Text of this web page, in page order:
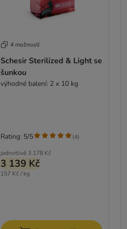
4 možností
Schesir Sterilized & Light se
šunkou
výhodné balení: 2 x 10 kg
jednotlivě 3 178 Kč
3 139 Kč
157 Kč / kg
Rating: 5/5 (4)